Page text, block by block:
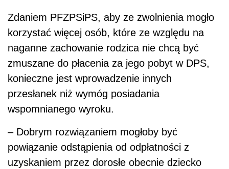
Zdaniem PFZPSiPS, aby ze zwolnienia mogło
korzystać więcej osób, które ze względu na
naganne zachowanie rodzica nie chcą być
zmuszane do płacenia za jego pobyt w DPS,
konieczne jest wprowadzenie innych
przesłanek niż wymóg posiadania
wspomnianego wyroku.
– Dobrym rozwiązaniem mogłoby być
powiązanie odstąpienia od odpłatności z
uzyskaniem przez dorosłe obecnie dziecko